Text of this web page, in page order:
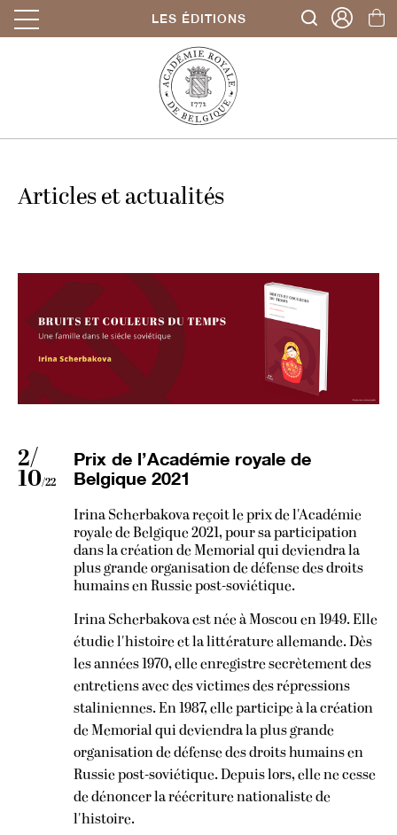
LES ÉDITIONS
Articles et actualités
2/
10/22
Prix de l’Académie royale de
Belgique 2021
Irina Scherbakova reçoit le prix de l'Académie
royale de Belgique 2021, pour sa participation
dans la création de Memorial qui deviendra la
plus grande organisation de défense des droits
humains en Russie post-soviétique.
Irina Scherbakova est née à Moscou en 1949. Elle
étudie l'histoire et la littérature allemande. Dès
les années 1970, elle enregistre secrètement des
entretiens avec des victimes des répressions
staliniennes. En 1987, elle participe à la création
de Memorial qui deviendra la plus grande
organisation de défense des droits humains en
Russie post-soviétique. Depuis lors, elle ne cesse
de dénoncer la réécriture nationaliste de
l'histoire.